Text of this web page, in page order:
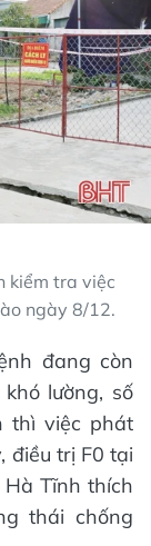
kiểm tra việc
ngày 8/12.
đang còn
lường, số
thì việc phát
điều trị F0 tại
Tĩnh thích
thái chống